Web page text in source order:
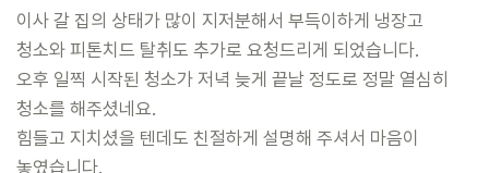
이사 갈 집의 상태가 많이 지저분해서 부득이하게 냉장고
청소와 피톤치드 탈취도 추가로 요청드리게 되었습니다.
오후 일찍 시작된 청소가 저녁 늦게 끝날 정도로 정말 열심히
청소를 해주셨네요.
힘들고 지치셨을 텐데도 친절하게 설명해 주셔서 마음이
놓였습니다.